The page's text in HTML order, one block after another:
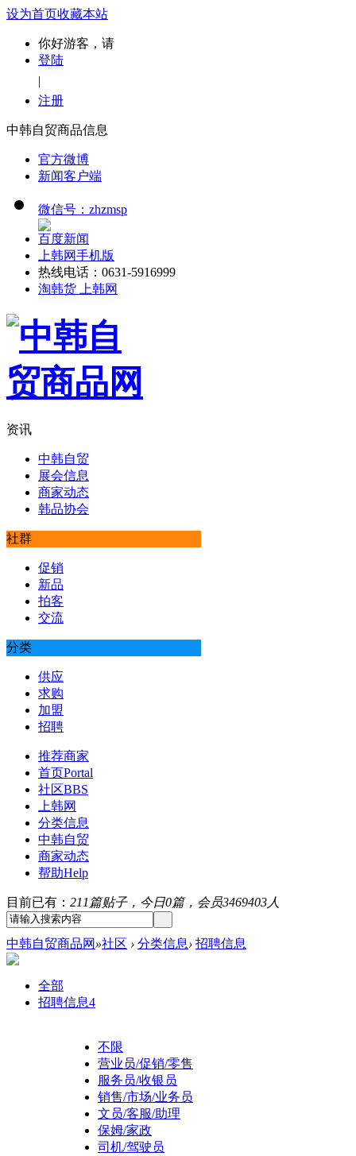
设为首页收藏本站
你好游客，请
登陆
|
注册
中韩自贸商品信息
官方微博
新闻客户端
微信号：zhzmsp
百度新闻
上韩网手机版
热线电话：0631-5916999
淘韩货 上韩网
资讯
中韩自贸
展会信息
商家动态
韩品协会
社群
促销
新品
拍客
交流
分类
供应
求购
加盟
招聘
推荐商家
首页Portal
社区BBS
上韩网
分类信息
中韩自贸
商家动态
帮助Help
目前已有： 211篇贴子，今日0篇，会员3469403人
中韩自贸商品网 »社区 › 分类信息› 招聘信息
全部
招聘信息4
不限
营业员/促销/零售
服务员/收银员
销售/市场/业务员
文员/客服/助理
保姆/家政
司机/驾驶员